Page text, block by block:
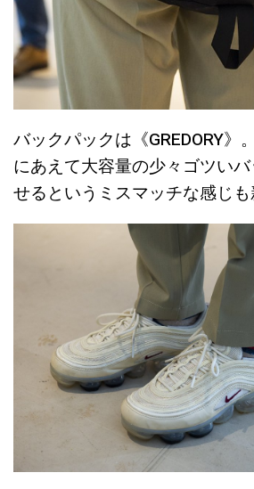
バックパックは《GREDORY》
にあえて大容量の少々ゴツい
せるというミスマッチな感じも